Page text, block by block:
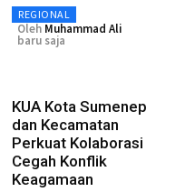
REGIONAL
Oleh Muhammad Ali
baru saja
KUA Kota Sumenep
dan Kecamatan
Perkuat Kolaborasi
Cegah Konflik
Keagamaan